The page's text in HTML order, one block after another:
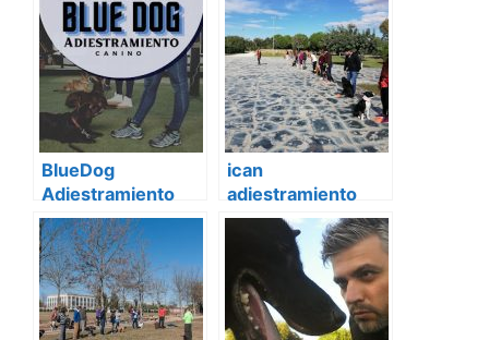
BlueDog
Adiestramiento
Canino Sevilla
ican
adiestramiento
canino Sevilla